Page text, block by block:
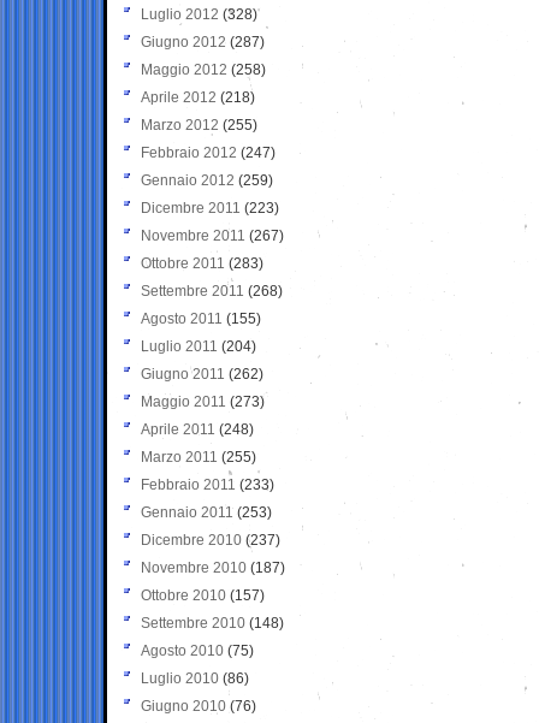
Luglio 2012 (328)
Giugno 2012 (287)
Maggio 2012 (258)
Aprile 2012 (218)
Marzo 2012 (255)
Febbraio 2012 (247)
Gennaio 2012 (259)
Dicembre 2011 (223)
Novembre 2011 (267)
Ottobre 2011 (283)
Settembre 2011 (268)
Agosto 2011 (155)
Luglio 2011 (204)
Giugno 2011 (262)
Maggio 2011 (273)
Aprile 2011 (248)
Marzo 2011 (255)
Febbraio 2011 (233)
Gennaio 2011 (253)
Dicembre 2010 (237)
Novembre 2010 (187)
Ottobre 2010 (157)
Settembre 2010 (148)
Agosto 2010 (75)
Luglio 2010 (86)
Giugno 2010 (76)